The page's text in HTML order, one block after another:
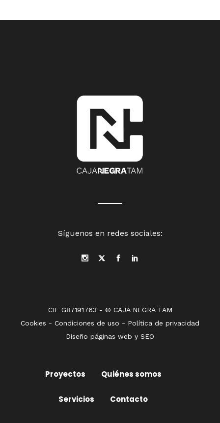
Proyectos Quiénes somos
Síguenos en redes sociales:
CIF G87191763 - © CAJA NEGRA TAM
Cookies - Condiciones de uso - Política de privacidad
Diseño páginas web y SEO
Servicios Contacto